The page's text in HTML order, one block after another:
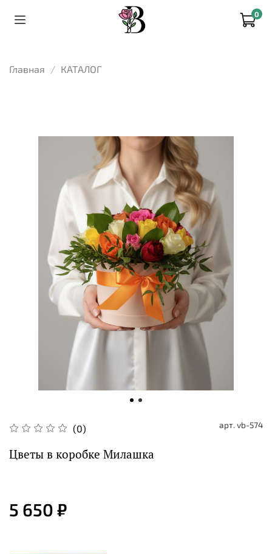
0
Главная КАТАЛОГ
(0) арт. vb-574
Цветы в коробке Милашка
5 650 ₽